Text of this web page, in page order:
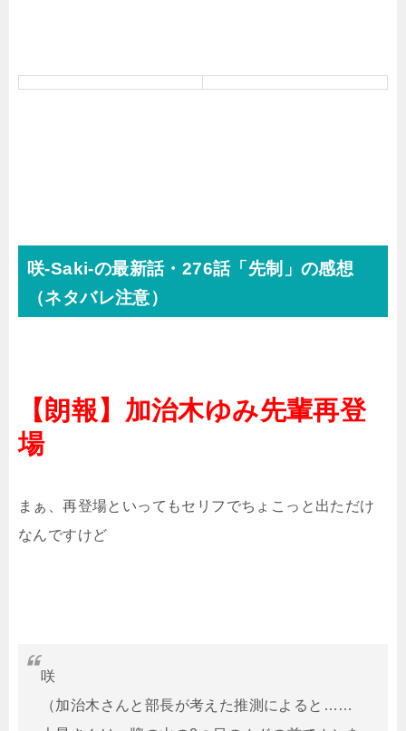
咲-Saki-の最新話・276話「先制」の感想
（ネタバレ注意）
【朗報】加治木ゆみ先輩再登
場
まぁ、再登場といってもセリフでちょこっと出ただけ
なんですけど
咲
（加治木さんと部長が考えた推測によると……